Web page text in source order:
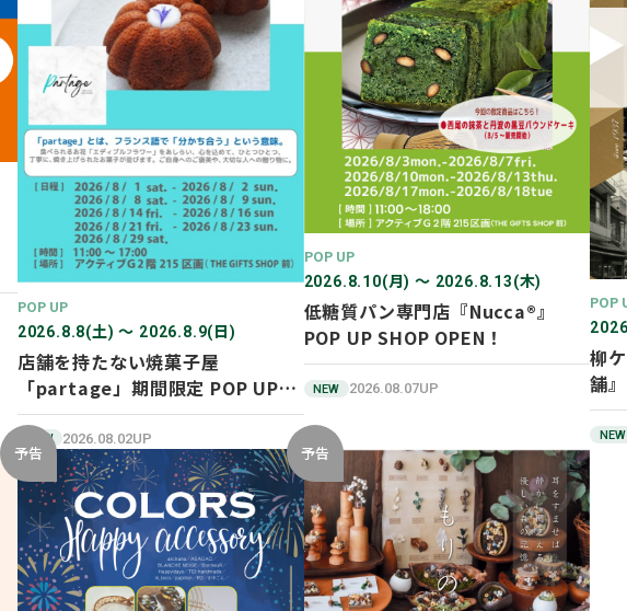
POP UP
2026.8.8(土) 〜 2026.8.9(日)
店舗を持たない焼菓子屋
「partage」期間限定 POP UP
SHOP オープン！
NEW 2026.08.02UP
POP UP
2026.8.10(月) 〜 2026.8.13(木)
低糖質パン専門店『Nucca®』
POP UP SHOP OPEN！
NEW 2026.08.07UP
POP
柳
舗
NEW
予告 予告